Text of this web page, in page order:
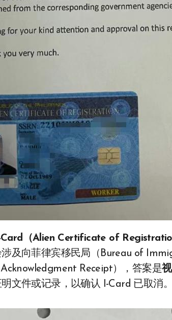
（Alien Certificate of
及向菲律宾移民局（Bureau of
Receipt），答案是
文件或记录，以确认 I-Card 已取消